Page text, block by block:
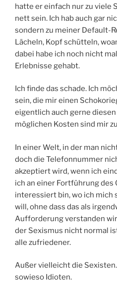
hatte er einfach nur zu viele
nett sein. Ich hab auch gar
sondern zu meiner Default-
Lächeln, Kopf schütteln,
dabei habe ich noch nicht
Erlebnisse gehabt.
Ich finde das schade. Ich
sein, die mir einen
eigentlich auch gerne
möglichen Kosten sind mir
In einer Welt, in der man
doch die Telefonnummer
akzeptiert wird, wenn ich
ich an einer Fortführung des
interessiert bin, wo ich mich
will, ohne dass das als
Aufforderung verstanden
der Sexismus nicht normal
alle zufriedener.
Außer vielleicht die
sowieso Idioten.